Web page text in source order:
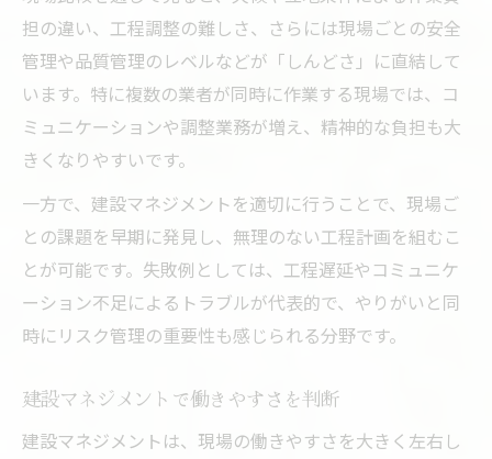
担の違い、工程調整の難しさ、さらには現場ごとの安全
管理や品質管理のレベルなどが「しんどさ」に直結して
います。特に複数の業者が同時に作業する現場では、コ
ミュニケーションや調整業務が増え、精神的な負担も大
きくなりやすいです。
一方で、建設マネジメントを適切に行うことで、現場ご
との課題を早期に発見し、無理のない工程計画を組むこ
とが可能です。失敗例としては、工程遅延やコミュニケ
ーション不足によるトラブルが代表的で、やりがいと同
時にリスク管理の重要性も感じられる分野です。
建設マネジメントで働きやすさを判断
建設マネジメントは、現場の働きやすさを大きく左右し